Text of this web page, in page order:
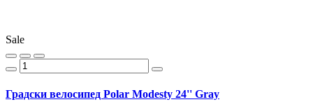
Sale
Градски велосипед Polar Modesty 24'' Gray